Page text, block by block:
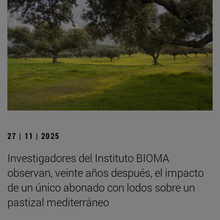
27 | 11 | 2025
Investigadores del Instituto BIOMA
observan, veinte años después, el impacto
de un único abonado con lodos sobre un
pastizal mediterráneo